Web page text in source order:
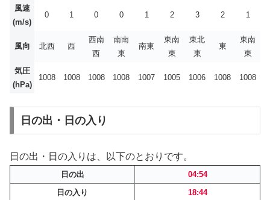
風速
(m/s)
0 1 0 0 1 2 3 2 1
風向 北西 西
西南
西
南南
東
南東
東南
東
東北
東
東
東南
東
気圧
(hPa)
1008 1008 1008 1008 1007 1005 1006 1008 1008
日の出・日の入り
日の出・日の入りは、以下のとおりです。
日の出
04:54
日の入り
18:44